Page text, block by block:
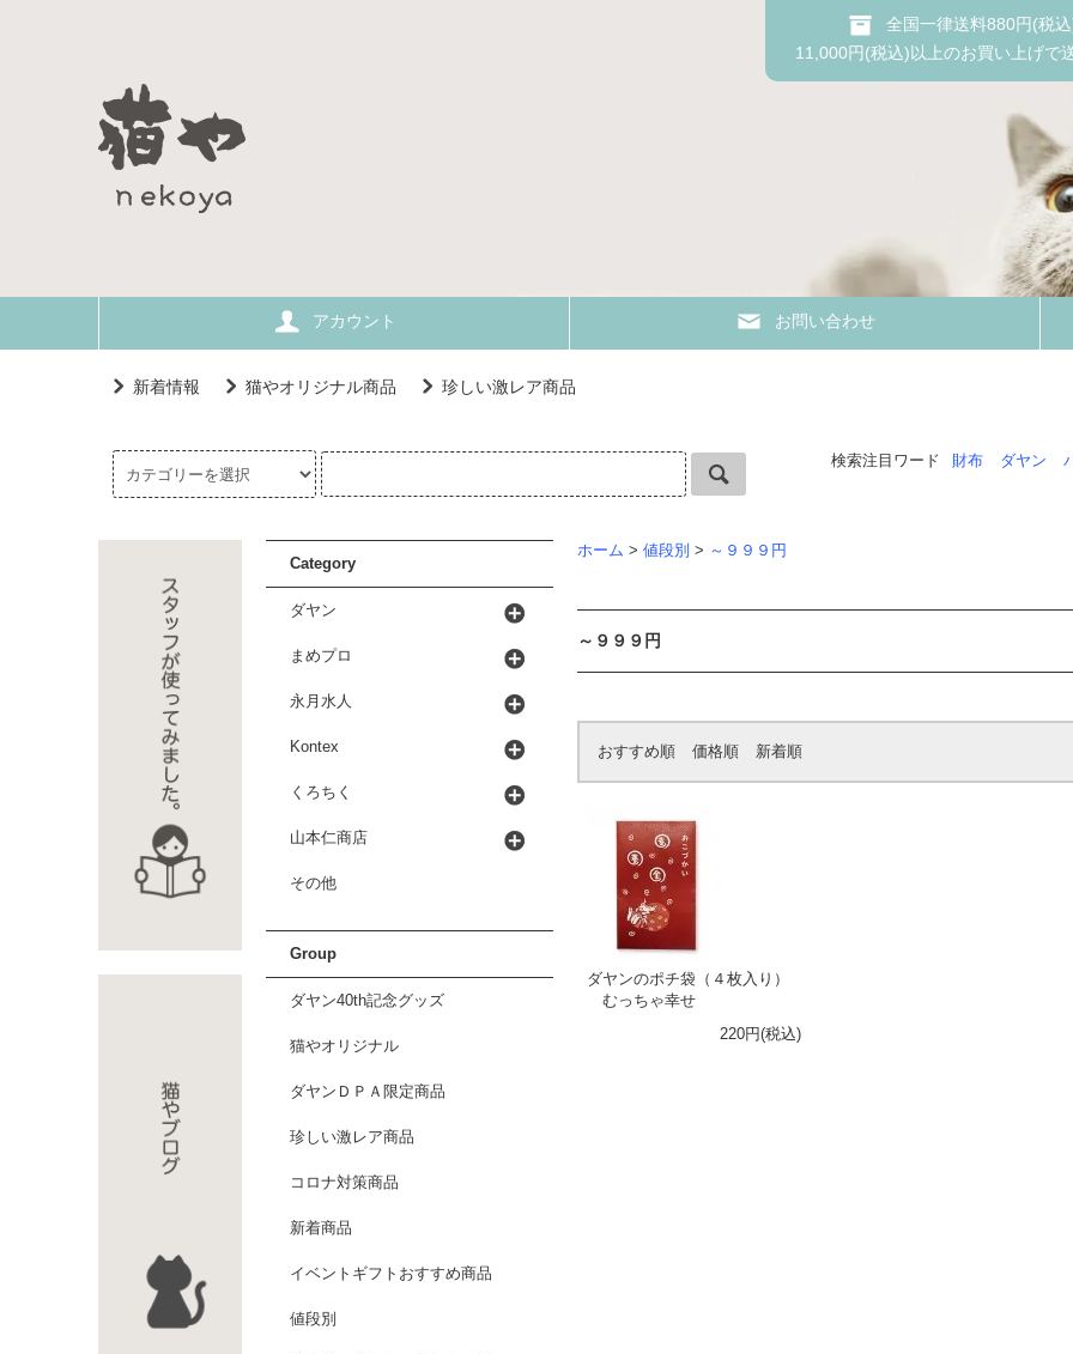
全国一律送料880円(税
11,000円(税込)以上のお買い上げで
アカウント お問い合わせ
新着情報 猫やオリジナル商品 珍しい激レア商品
検索注目ワード 財布 ダヤン
ホーム > 値段別 > ～９９９円
～９９９円
おすすめ順 価格順 新着順
ダヤンのポチ袋（４枚入り）
むっちゃ幸せ
220円(税込)
Category
ダヤン
まめプロ
永月水人
Kontex
くろちく
山本仁商店
その他
Group
ダヤン40th記念グッズ
猫やオリジナル
ダヤンＤＰＡ限定商品
珍しい激レア商品
コロナ対策商品
新着商品
イベントギフトおすすめ商品
値段別